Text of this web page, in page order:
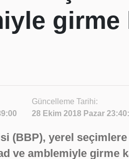
girme
Güncelleme Tarihi:
28 Ekim 2018 Pazar
(BBP), yerel
ve amblemiyle girme